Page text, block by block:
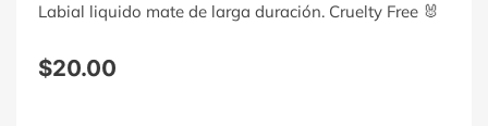
Labial liquido mate de larga duración. Cruelty Free 🐰
$20.00